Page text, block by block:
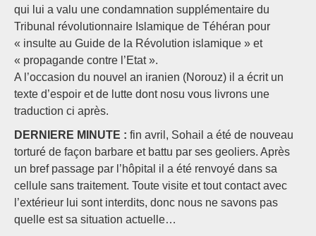
qui lui a valu une condamnation supplémentaire du
Tribunal révolutionnaire Islamique de Téhéran pour
« insulte au Guide de la Révolution islamique » et
« propagande contre l’Etat ».
A l’occasion du nouvel an iranien (Norouz) il a écrit un
texte d’espoir et de lutte dont nosu vous livrons une
traduction ci après.
DERNIERE MINUTE : fin avril, Sohail a été de nouveau
torturé de façon barbare et battu par ses geoliers. Après
un bref passage par l’hôpital il a été renvoyé dans sa
cellule sans traitement. Toute visite et tout contact avec
l’extérieur lui sont interdits, donc nous ne savons pas
quelle est sa situation actuelle…